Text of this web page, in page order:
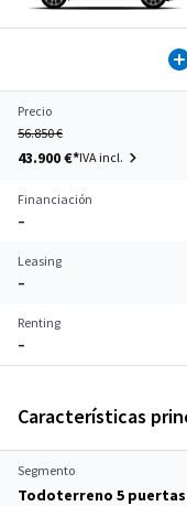
Precio
56.850 €
43.900 €*IVA incl.
Financiación
–
Leasing
–
Renting
–
Características
Segmento
Todoterreno 5 puertas